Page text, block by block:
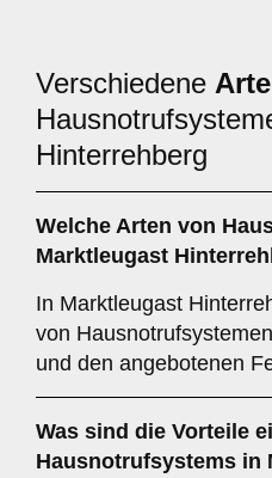
Verschiedene
Hinterrehberg
Welche Arten von
Marktleugast
In Marktleugast
von
und den angebotenen
Was sind die Vorteile
Hausnotrufsystems in